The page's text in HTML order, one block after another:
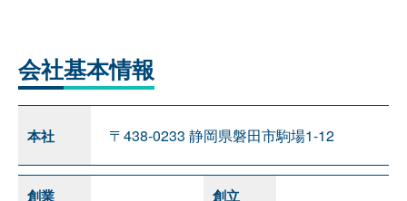
会社基本情報
本社 〒438-0233 静岡県磐田市駒場1-12
創業 創立